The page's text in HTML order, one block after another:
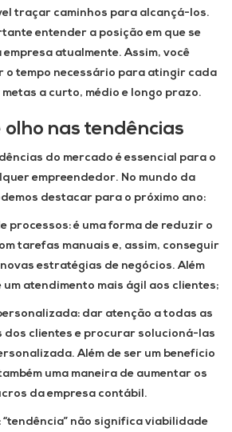
traçar caminhos para alcançá-los.
entender a posição em que se
atualmente. Assim, você
o tempo necessário para atingir cada
a curto, médio e longo prazo.
olho nas tendências
do mercado é essencial para o
empreendedor. No mundo da
destacar para o próximo ano:
processos: é uma forma de reduzir o
tarefas manuais e, assim, conseguir
estratégias de negócios. Além
atendimento mais ágil aos clientes;
dar atenção a todas as
dos clientes e procurar solucioná-las
Além de ser um benefício
uma maneira de aumentar os
da empresa contábil.
“tendência” não significa viabilidade